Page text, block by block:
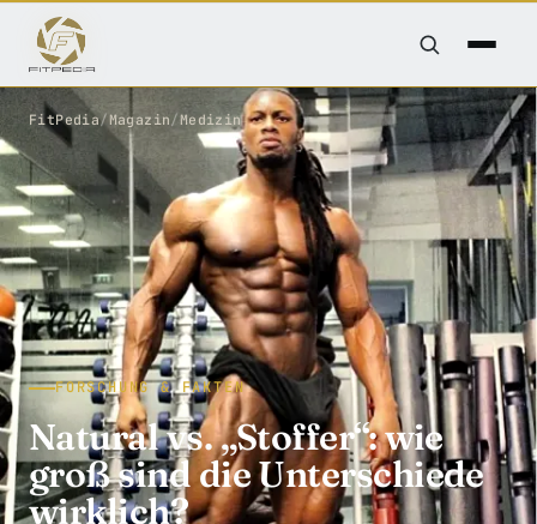
FitPedia/ Magazin/Medizin
FORSCHUNG & FAKTEN
Natural vs. „Stoffer“: wie
groß sind die Unterschiede
wirklich?